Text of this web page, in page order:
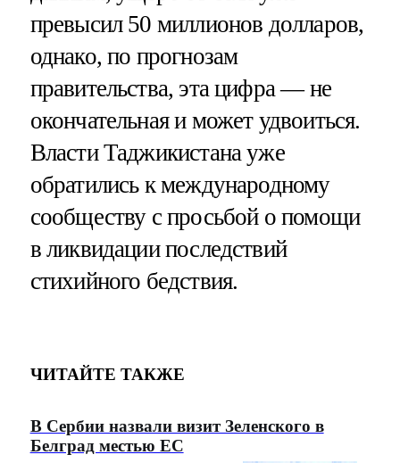
превысил 50 миллионов долларов,
однако, по прогнозам
правительства, эта цифра — не
окончательная и может удвоиться.
Власти Таджикистана уже
обратились к международному
сообществу с просьбой о помощи
в ликвидации последствий
стихийного бедствия.
ЧИТАЙТЕ ТАКЖЕ
В Сербии назвали визит Зеленского в
Белград местью ЕС